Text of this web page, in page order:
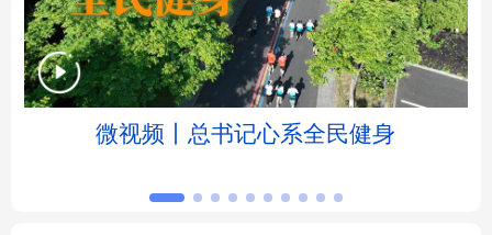
北京 天津 河北 山西
辽宁 吉林 上海 江苏
微视频丨总书记心系全民健身